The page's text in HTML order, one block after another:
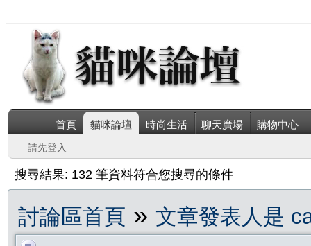
首頁 貓咪論壇 時尚生活 聊天廣場 購物中心
請先登入
搜尋結果: 132 筆資料符合您搜尋的條件
討論區首頁 » 文章發表人是